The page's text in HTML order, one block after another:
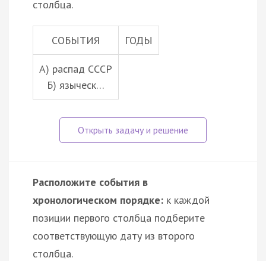
столбца.
СОБЫТИЯ ГОДЫ
А) распад СССР
Б) языческ…
Расположите события в
хронологическом порядке: к каждой
позиции первого столбца подберите
соответствующую дату из второго
столбца.